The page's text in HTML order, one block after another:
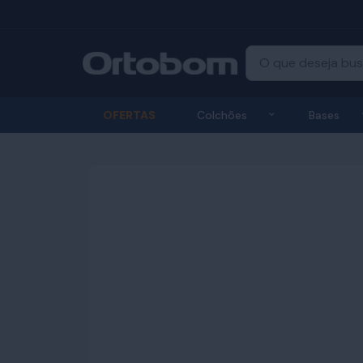
OFERTAS Colchões ExibirBases